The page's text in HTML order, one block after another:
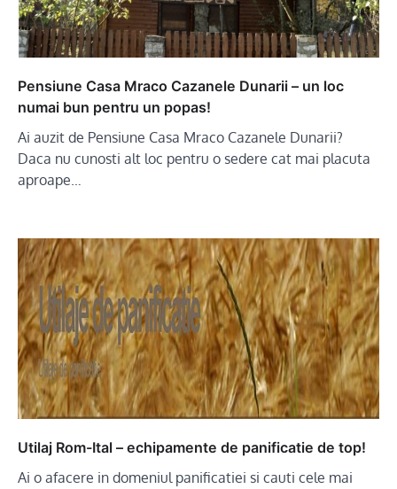
Pensiune Casa Mraco Cazanele Dunarii – un loc
numai bun pentru un popas!
Ai auzit de Pensiune Casa Mraco Cazanele Dunarii?
Daca nu cunosti alt loc pentru o sedere cat mai placuta
aproape…
Utilaj Rom-Ital – echipamente de panificatie de top!
Ai o afacere in domeniul panificatiei si cauti cele mai